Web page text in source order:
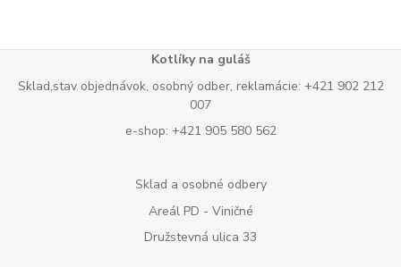
Kotlíky na guláš
Sklad,stav objednávok, osobný odber, reklamácie: +421 902 212
007
e-shop: +421 905 580 562
Sklad a osobné odbery
Areál PD - Viničné
Družstevná ulica 33